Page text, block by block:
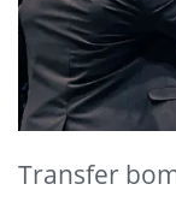
Transfer